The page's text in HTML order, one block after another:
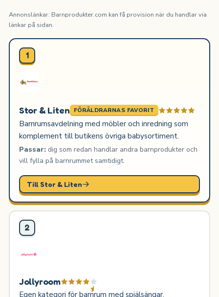
Annonslänkar: Barnprodukter.com kan få provision när du handlar via
länkar på sidan.
1
Stor & Liten FÖRÄLDRARNAS FAVORIT
Barnrumsavdelning med möbler och inredning som
komplement till butikens övriga babysortiment.
Passar:dig som redan handlar andra barnprodukter och
vill fylla på barnrummet samtidigt.
Till Stor & Liten
2
Jollyroom
Egen kategori för barnrum med spjälsängar,